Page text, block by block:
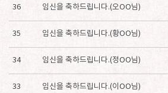
36 임신을 축하드립니다.(오OO님)
35 임신을 축하드립니다.(황OO님)
34 임신을 축하드립니다.(정OO님)
33 임신을 축하드립니다.(이OO님)